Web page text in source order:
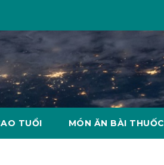
TUỔI MÓN ĂN BÀI THUỐC